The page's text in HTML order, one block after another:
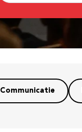
Communicatie